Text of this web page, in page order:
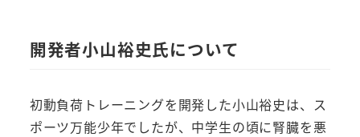
開発者小山裕史氏について
初動負荷トレーニングを開発した小山裕史は、ス
ポーツ万能少年でしたが、中学生の頃に腎臓を悪